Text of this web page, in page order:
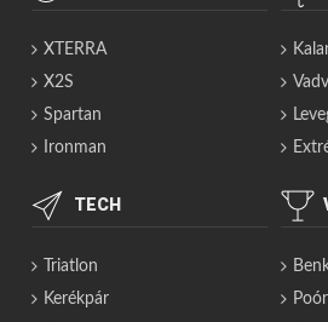
XTERRA
X2S
Spartan
Ironman
TECH
Triatlon
Kerékpár